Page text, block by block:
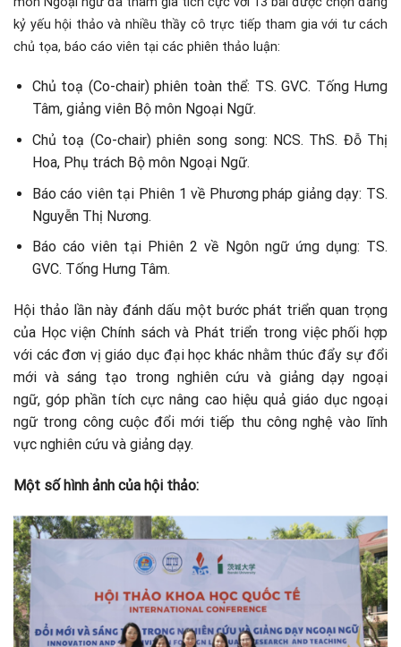
kỷ yếu hội thảo và nhiều thầy cô trực tiếp tham gia với tư cách
chủ tọa, báo cáo viên tại các phiên thảo luận:
Chủ toạ (Co-chair) phiên toàn thể: TS. GVC. Tống Hưng
Tâm, giảng viên Bộ môn Ngoại Ngữ.
Chủ toạ (Co-chair) phiên song song: NCS. ThS. Đỗ Thị
Hoa, Phụ trách Bộ môn Ngoại Ngữ.
Báo cáo viên tại Phiên 1 về Phương pháp giảng dạy: TS.
Nguyễn Thị Nương.
Báo cáo viên tại Phiên 2 về Ngôn ngữ ứng dụng: TS.
GVC. Tống Hưng Tâm.
Hội thảo lần này đánh dấu một bước phát triển quan trọng
của Học viện Chính sách và Phát triển trong việc phối hợp
với các đơn vị giáo dục đại học khác nhằm thúc đẩy sự đổi
mới và sáng tạo trong nghiên cứu và giảng dạy ngoại
ngữ, góp phần tích cực nâng cao hiệu quả giáo dục ngoại
ngữ trong công cuộc đổi mới tiếp thu công nghệ vào lĩnh
vực nghiên cứu và giảng dạy.
Một số hình ảnh của hội thảo: